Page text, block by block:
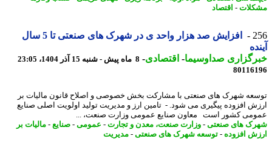
-اقتصاد
افزایش صد هزار واحد ی در شهرک های صنعتی تا 5 سال
صداوسیما-اقتصادی-8 ماه پیش - شنبه 15 آذر 1404، 23:05
شهرک های صنعتی با مشارکت بخش خصوصی و اصلاح قانون مالیات بر
افزوده پیگیری می شود. - تامین ارز و مدیریت تولید اولویت اصلی صنایع
کشور است معاون صنایع عمومی وزارت صنعت، ...
های صنعتی-وزارت صنعت، معدن و تجارت- عمومی-صنایع-مالیات بر
افزوده-توسعه شهرک های صنعتی-مدیریت